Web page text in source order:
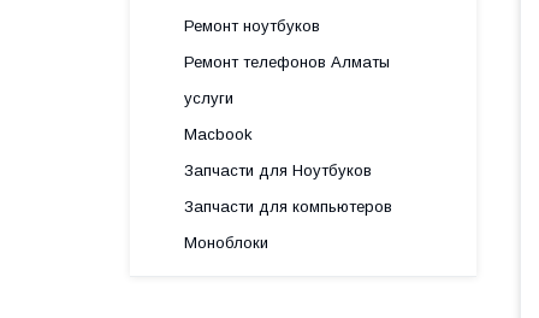
Ремонт ноутбуков
Ремонт телефонов Алматы
услуги
Macbook
Запчасти для Ноутбуков
Запчасти для компьютеров
Моноблоки